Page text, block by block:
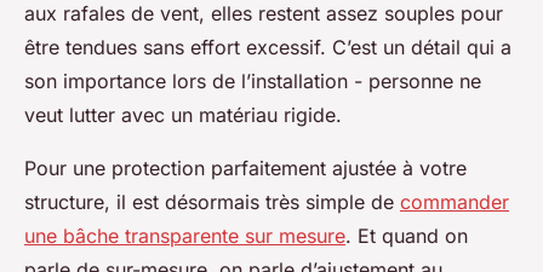
aux rafales de vent, elles restent assez souples pour
être tendues sans effort excessif. C’est un détail qui a
son importance lors de l’installation - personne ne
veut lutter avec un matériau rigide.
Pour une protection parfaitement ajustée à votre
structure, il est désormais très simple de commander
une bâche transparente sur mesure. Et quand on